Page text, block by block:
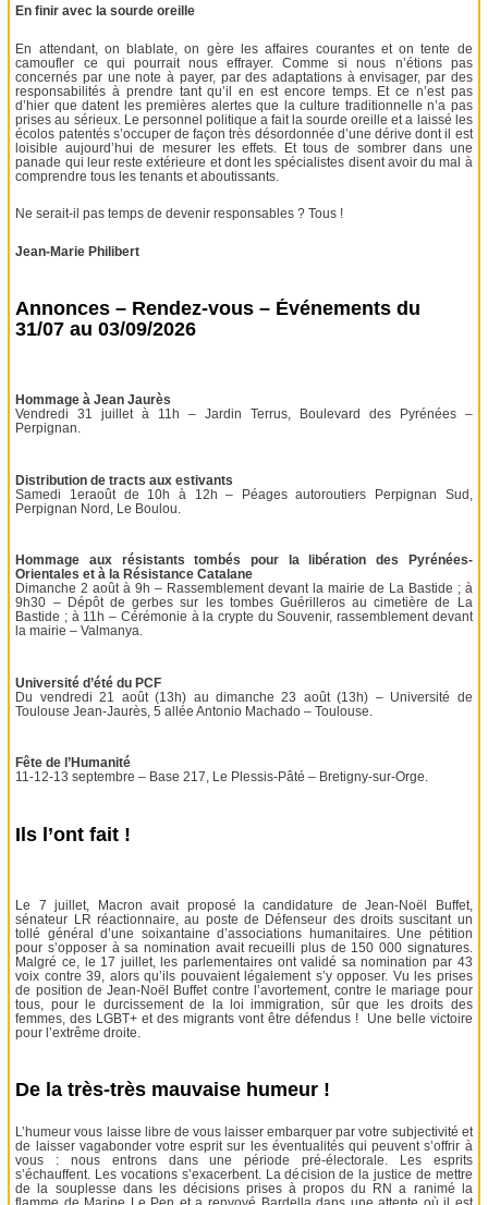
En finir avec la sourde oreille
En attendant, on blablate, on gère les affaires courantes et on tente de
camoufler ce qui pourrait nous effrayer. Comme si nous n’étions pas
concernés par une note à payer, par des adaptations à envisager, par des
responsabilités à prendre tant qu’il en est encore temps. Et ce n’est pas
d’hier que datent les premières alertes que la culture traditionnelle n’a pas
prises au sérieux. Le personnel politique a fait la sourde oreille et a laissé les
écolos patentés s’occuper de façon très désordonnée d’une dérive dont il est
loisible aujourd’hui de mesurer les effets. Et tous de sombrer dans une
panade qui leur reste extérieure et dont les spécialistes disent avoir du mal à
comprendre tous les tenants et aboutissants.
Ne serait-il pas temps de devenir responsables ? Tous !
Jean-Marie Philibert
Annonces – Rendez-vous – Événements du
31/07 au 03/09/2026
Hommage à Jean Jaurès
Vendredi 31 juillet à 11h – Jardin Terrus, Boulevard des Pyrénées –
Perpignan.
Distribution de tracts aux estivants
Samedi 1eraoût de 10h à 12h – Péages autoroutiers Perpignan Sud,
Perpignan Nord, Le Boulou.
Hommage aux résistants tombés pour la libération des Pyrénées-
Orientales et à la Résistance Catalane
Dimanche 2 août à 9h – Rassemblement devant la mairie de La Bastide ; à
9h30 – Dépôt de gerbes sur les tombes Guérilleros au cimetière de La
Bastide ; à 11h – Cérémonie à la crypte du Souvenir, rassemblement devant
la mairie – Valmanya.
Université d’été du PCF
Du vendredi 21 août (13h) au dimanche 23 août (13h) – Université de
Toulouse Jean-Jaurès, 5 allée Antonio Machado – Toulouse.
Fête de l’Humanité
11-12-13 septembre – Base 217, Le Plessis-Pâté – Bretigny-sur-Orge.
Ils l’ont fait !
Le 7 juillet, Macron avait proposé la candidature de Jean-Noël Buffet,
sénateur LR réactionnaire, au poste de Défenseur des droits suscitant un
tollé général d’une soixantaine d’associations humanitaires. Une pétition
pour s’opposer à sa nomination avait recueilli plus de 150 000 signatures.
Malgré ce, le 17 juillet, les parlementaires ont validé sa nomination par 43
voix contre 39, alors qu’ils pouvaient légalement s’y opposer. Vu les prises
de position de Jean-Noël Buffet contre l’avortement, contre le mariage pour
tous, pour le durcissement de la loi immigration, sûr que les droits des
femmes, des LGBT+ et des migrants vont être défendus ! Une belle victoire
pour l’extrême droite.
De la très-très mauvaise humeur !
L’humeur vous laisse libre de vous laisser embarquer par votre subjectivité et
de laisser vagabonder votre esprit sur les éventualités qui peuvent s’offrir à
vous : nous entrons dans une période pré-électorale. Les esprits
s’échauffent. Les vocations s’exacerbent. La décision de la justice de mettre
de la souplesse dans les décisions prises à propos du RN a ranimé la